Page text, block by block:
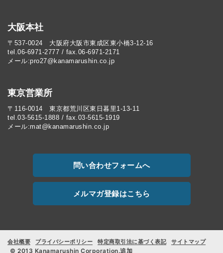
大阪本社
〒537-0024 大阪府大阪市東成区東小橋3-12-16
tel.06-6971-2777 / fax.06-6971-2171
メール:pro27@kanamarushin.co.jp​
東京営業所
〒116-0014 東京都荒川区東日暮里1-13-11
tel.03-5615-1888 / fax.03-5615-1919
メール:mat@kanamarushin.co.jp
問い合わせフォームへ
メルマガ登録はこちら
会社概要 プライバシーポリシー 特定商取引法に基づく表記 サイトマップ
© 2013 Kanamarushin Corporation.追加